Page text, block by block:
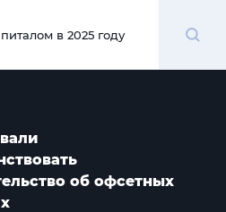
в 2025 году
об офсетных